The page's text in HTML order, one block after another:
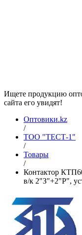
Ищете продукцию
сайта его увидят!
Оптовики.kz
/
ТОО "ТЕСТ-1"
/
Товары
/
Контактор
в/к 2"З"+2"Р",